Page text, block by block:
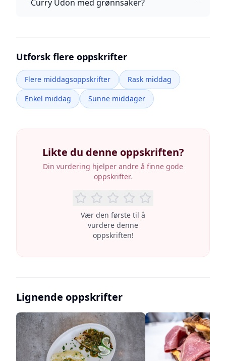
Curry Udon med grønnsaker?
Utforsk flere oppskrifter
Flere middagsoppskrifter
Rask middag
Enkel middag
Sunne middager
Likte du denne oppskriften?
Din vurdering hjelper andre å finne gode
oppskrifter.
Vær den første til å
vurdere denne
oppskriften!
Lignende oppskrifter